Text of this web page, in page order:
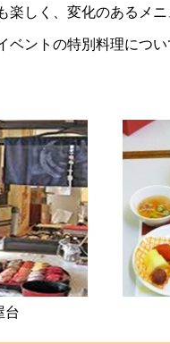
しく、変化のあるメ
ントの特別料理につ
台